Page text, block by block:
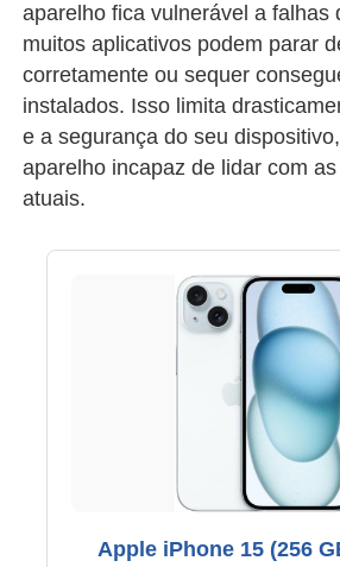
aparelho fica vulnerável a falhas
muitos aplicativos podem parar
corretamente ou sequer
instalados. Isso limita
e a segurança do seu
aparelho incapaz de lidar com
atuais.
Apple iPhone 15 (256